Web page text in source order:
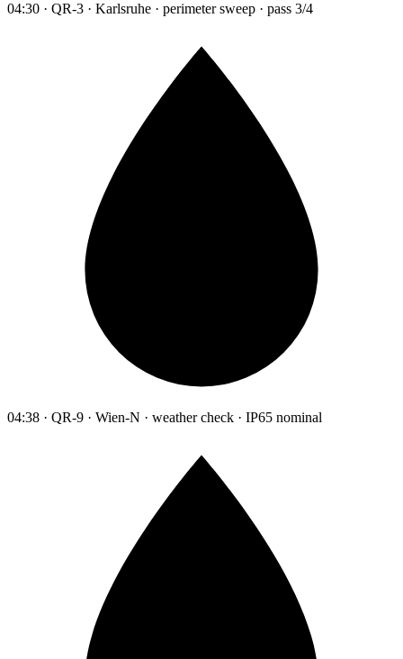
04:30 · QR-3 · Karlsruhe · perimeter sweep · pass 3/4
04:38 · QR-9 · Wien-N · weather check · IP65 nominal